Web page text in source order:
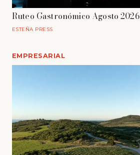
Ruteo Gastronómico Agosto 2026
ESTEÑA PRESS
EMPRESARIAL